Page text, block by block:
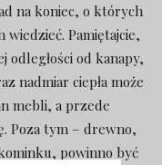
na koniec, o których
Pamiętajcie,
odległości od kanapy,
nadmiar ciepła może
mebli, a przede
Poza tym – drewno,
powinno być